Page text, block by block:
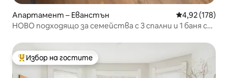
Апартамент – Еванстън Средна
4,92 (178)
НОВО подходящо за семейства с 3 спални и 1 баня с
Най-популярен избор на гостите
Избор на гостите